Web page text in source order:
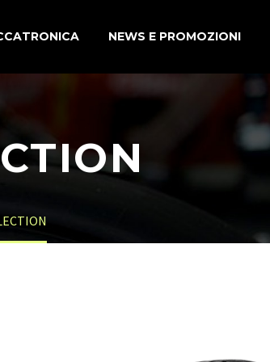
NEWS E PROMOZIONI